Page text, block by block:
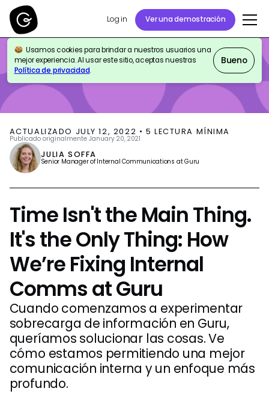
Log in Ver una demostración
Usamos cookies para brindar a nuestros usuarios una
mejor experiencia. Al usar este sitio, aceptas nuestras
Política de privacidad.
Bueno
BLOG INTERNAL COMMS
ACTUALIZADO JULY 12, 2022 • 5 LECTURA MÍNIMA
Publicado originalmente January 20, 2021
JULIA SOFFA
Senior Manager of Internal Communications at Guru
Time Isn't the Main Thing.
It's the Only Thing: How
We’re Fixing Internal
Comms at Guru
Cuando comenzamos a experimentar
sobrecarga de información en Guru,
queríamos solucionar las cosas. Ve
cómo estamos permitiendo una mejor
comunicación interna y un enfoque más
profundo.